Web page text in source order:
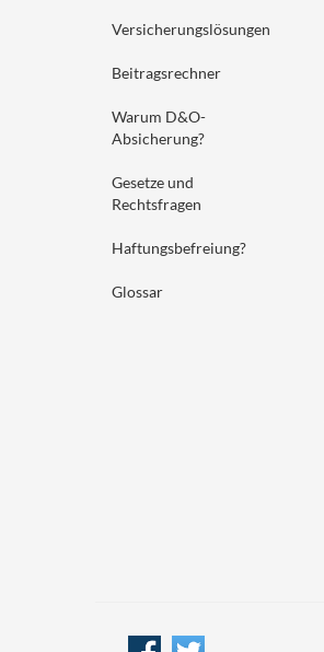
Versicherungslösungen
Beitragsrechner
Warum D&O-
Absicherung?
Gesetze und
Rechtsfragen
Haftungsbefreiung?
Glossar